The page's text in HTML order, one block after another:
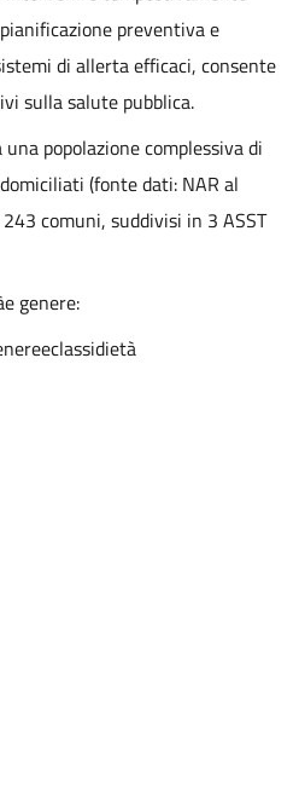
preventiva e
di allerta efficaci, consente
sulla salute pubblica.
popolazione complessiva di
(fonte dati: NAR al
comuni, suddivisi in 3 ASST
genere: